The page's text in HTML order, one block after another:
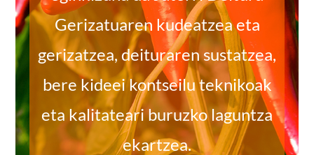
Gerizatuaren kudeatzea eta
gerizatzea, deituraren sustatzea,
bere kideei kontseilu teknikoak
eta kalitateari buruzko laguntza
ekartzea.